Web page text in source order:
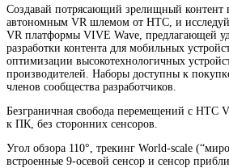
Создавай потрясающий зрелищный контент
автономным VR шлемом от HTC, и
VR платформы VIVE Wave, предлагающей
разработки контента для мобильных
оптимизации высокотехнологичных
производителей. Наборы доступны к
членов сообщества разработчиков.
Безграничная свобода перемещений с HTC
к ПК, без сторонних сенсоров.
Угол обзора 110°, трекинг World-scale
встроенные 9-осевой сенсор и сенсор